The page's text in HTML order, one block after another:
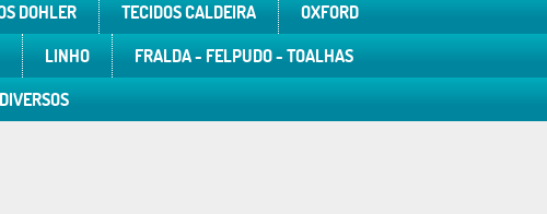
DOHLER TECIDOS CALDEIRA
OXFORD
LINHO
FRALDA - FELPUDO - TOALHAS